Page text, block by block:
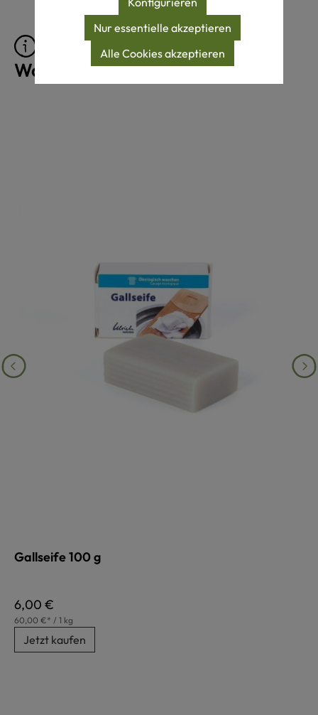
Pflegeprodukte für
Wollprodukte
Gallseife 100 g
Regulärer Preis:
6,00 €
60,00 €* / 1 kg
Jetzt kaufen
Nur essentielle akzeptieren
Alle Cookies akzeptieren